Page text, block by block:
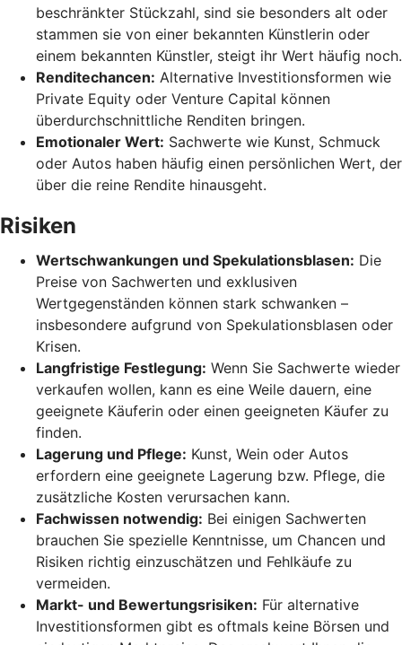
beschränkter Stückzahl, sind sie besonders alt oder
stammen sie von einer bekannten Künstlerin oder
einem bekannten Künstler, steigt ihr Wert häufig noch.
Renditechancen: Alternative Investitionsformen wie
Private Equity oder Venture Capital können
überdurchschnittliche Renditen bringen.
Emotionaler Wert: Sachwerte wie Kunst, Schmuck
oder Autos haben häufig einen persönlichen Wert, der
über die reine Rendite hinausgeht.
Risiken
Wertschwankungen und Spekulationsblasen: Die
Preise von Sachwerten und exklusiven
Wertgegenständen können stark schwanken –
insbesondere aufgrund von Spekulationsblasen oder
Krisen.
Langfristige Festlegung: Wenn Sie Sachwerte wieder
verkaufen wollen, kann es eine Weile dauern, eine
geeignete Käuferin oder einen geeigneten Käufer zu
finden.
Lagerung und Pflege: Kunst, Wein oder Autos
erfordern eine geeignete Lagerung bzw. Pflege, die
zusätzliche Kosten verursachen kann.
Fachwissen notwendig: Bei einigen Sachwerten
brauchen Sie spezielle Kenntnisse, um Chancen und
Risiken richtig einzuschätzen und Fehlkäufe zu
vermeiden.
Markt- und Bewertungsrisiken: Für alternative
Investitionsformen gibt es oftmals keine Börsen und